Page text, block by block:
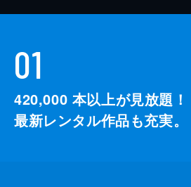
01
420,000 本以上が見放題！
最新レンタル作品も充実。